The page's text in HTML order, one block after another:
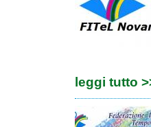
leggi tutto